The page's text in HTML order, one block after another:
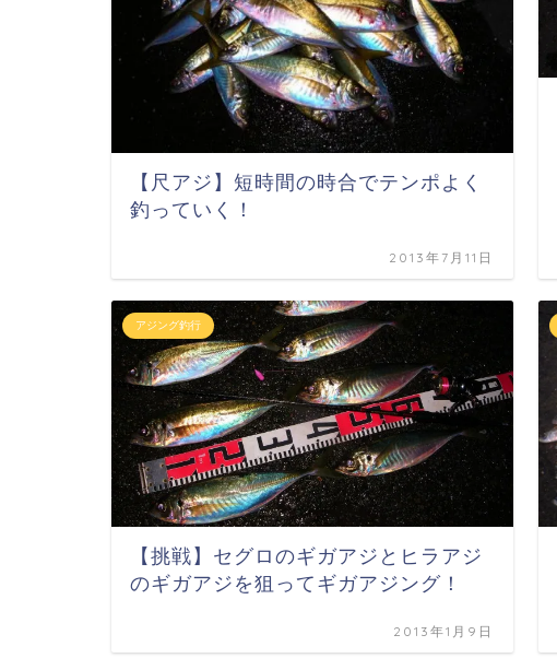
【尺アジ】短時間の時合でテンポよく
釣っていく！
2013年7月11日
アジング釣行
【挑戦】セグロのギガアジとヒラアジ
のギガアジを狙ってギガアジング！
2013年1月9日